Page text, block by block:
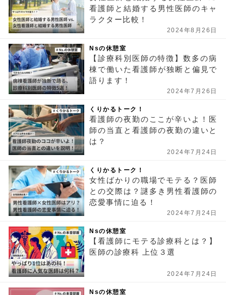
看護師と結婚する男性医師のキャ
ラクター比較！
2024年8月26日
Nsの休憩室
【診療科別医師の特徴】数多の病
棟で働いた看護師が独断と偏見で
語ります！
2024年7月26日
くりかるトーク！
看護師の夜勤のここが辛いよ！医
師の当直と看護師の夜勤の違いと
は？
2024年7月24日
くりかるトーク！
女性ばかりの職場でモテる？医師
との交際は？謎多き男性看護師の
恋愛事情に迫る！
2024年7月24日
Nsの休憩室
【看護師にモテる診療科とは？】
医師の診療科 上位３選
2024年7月24日
Nsの休憩室